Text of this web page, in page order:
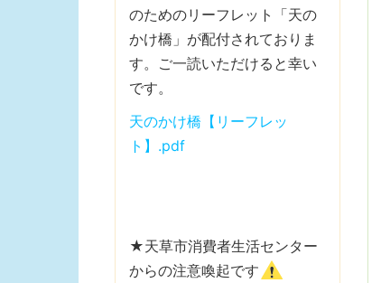
のためのリーフレット「天の
かけ橋」が配付されておりま
す。ご一読いただけると幸い
です。
天のかけ橋【リーフレッ
ト】.pdf
★天草市消費者生活センター
からの注意喚起です